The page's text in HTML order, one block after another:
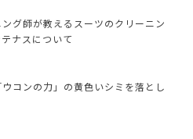
グ師が教えるスーツのクリーニン
ナスについて
ウコンの力」の黄色いシミを落とし